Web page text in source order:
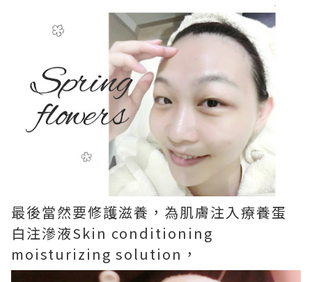
最後當然要修護滋養，為肌膚注入療養蛋
白注滲液Skin conditioning
moisturizing solution，